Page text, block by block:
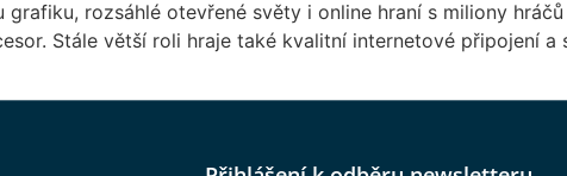
rozsáhlé otevřené světy i online hraní s miliony
Stále větší roli hraje také kvalitní internetové připojení a